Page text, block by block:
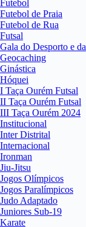
Futebol
Futebol de Praia
Futebol de Rua
Futsal
Gala do Desporto e
Geocaching
Ginástica
Hóquei
I Taça Ourém Futsal
II Taça Ourém Futsal
III Taça Ourém 2024
Institucional
Inter Distrital
Internacional
Ironman
Jiu-Jitsu
Jogos Olímpicos
Jogos Paralímpicos
Judo Adaptado
Juniores Sub-19
Karate